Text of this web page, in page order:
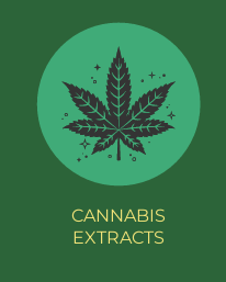
CANNABIS
EXTRACTS